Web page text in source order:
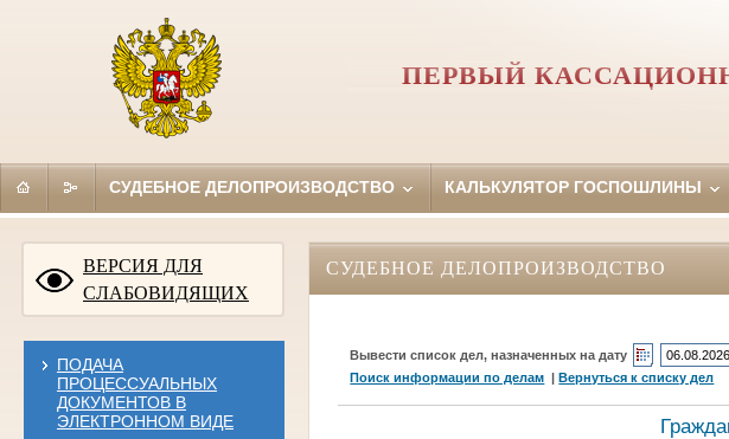
ПЕРВЫЙ
СУДЕБНОЕ ДЕЛОПРОИЗВОДСТВО КАЛЬКУЛЯТОР ГОСПОШЛИНЫ
ВЕРСИЯ ДЛЯ
СЛАБОВИДЯЩИХ
ПОДАЧА
ПРОЦЕССУАЛЬНЫХ
ДОКУМЕНТОВ В
ЭЛЕКТРОННОМ ВИДЕ
СУДЕБНОЕ ДЕЛОПРОИЗВОДСТВО
Вывести список дел, назначенных на дату
Поиск информации по делам |Вернуться к списку дел